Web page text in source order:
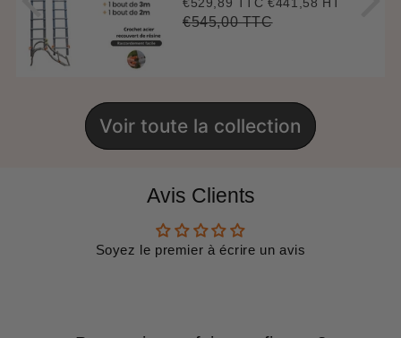
Prix
réduit
€529,89 TTC€529,89
€441,58 HT
Prix
€545,00 TTC€545,00
Voir toute la collection
Avis Clients
Soyez le premier à écrire un avis